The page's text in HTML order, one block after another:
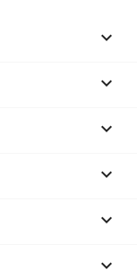





